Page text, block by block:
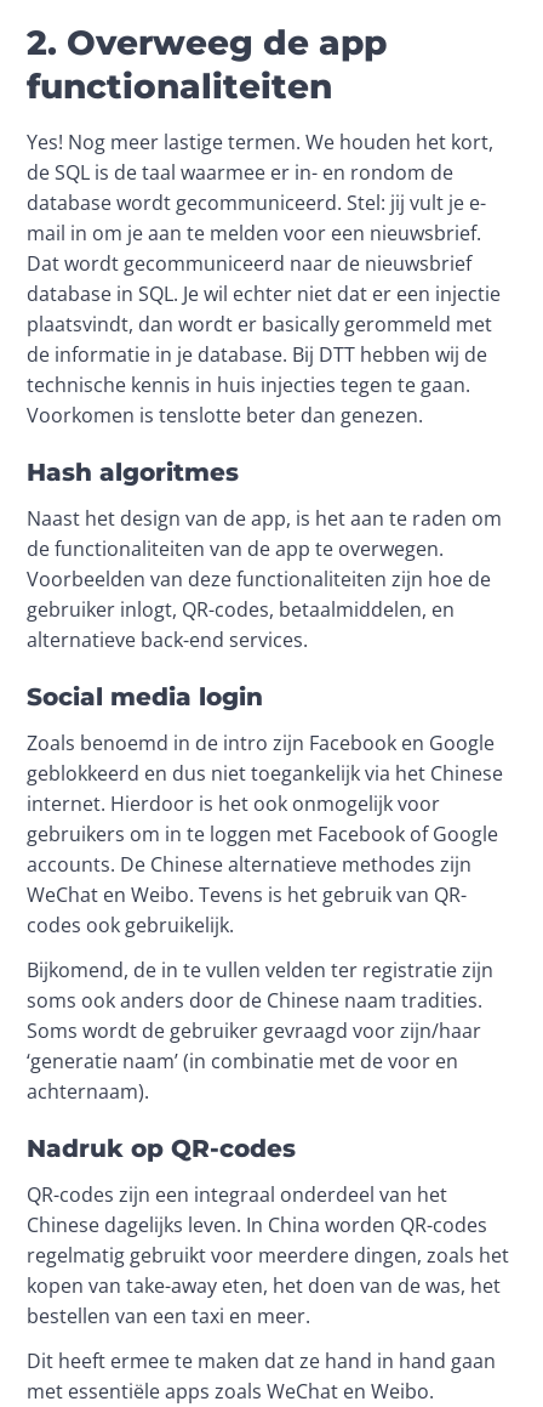
2. Overweeg de app
functionaliteiten
Yes! Nog meer lastige termen. We houden het kort,
de SQL is de taal waarmee er in- en rondom de
database wordt gecommuniceerd. Stel: jij vult je e-
mail in om je aan te melden voor een nieuwsbrief.
Dat wordt gecommuniceerd naar de nieuwsbrief
database in SQL. Je wil echter niet dat er een injectie
plaatsvindt, dan wordt er basically gerommeld met
de informatie in je database. Bij DTT hebben wij de
technische kennis in huis injecties tegen te gaan.
Voorkomen is tenslotte beter dan genezen.
Hash algoritmes
Naast het design van de app, is het aan te raden om
de functionaliteiten van de app te overwegen.
Voorbeelden van deze functionaliteiten zijn hoe de
gebruiker inlogt, QR-codes, betaalmiddelen, en
alternatieve back-end services.
Social media login
Zoals benoemd in de intro zijn Facebook en Google
geblokkeerd en dus niet toegankelijk via het Chinese
internet. Hierdoor is het ook onmogelijk voor
gebruikers om in te loggen met Facebook of Google
accounts. De Chinese alternatieve methodes zijn
WeChat en Weibo. Tevens is het gebruik van QR-
codes ook gebruikelijk.
Bijkomend, de in te vullen velden ter registratie zijn
soms ook anders door de Chinese naam tradities.
Soms wordt de gebruiker gevraagd voor zijn/haar
‘generatie naam’ (in combinatie met de voor en
achternaam).
Nadruk op QR-codes
QR-codes zijn een integraal onderdeel van het
Chinese dagelijks leven. In China worden QR-codes
regelmatig gebruikt voor meerdere dingen, zoals het
kopen van take-away eten, het doen van de was, het
bestellen van een taxi en meer.
Dit heeft ermee te maken dat ze hand in hand gaan
met essentiële apps zoals WeChat en Weibo.